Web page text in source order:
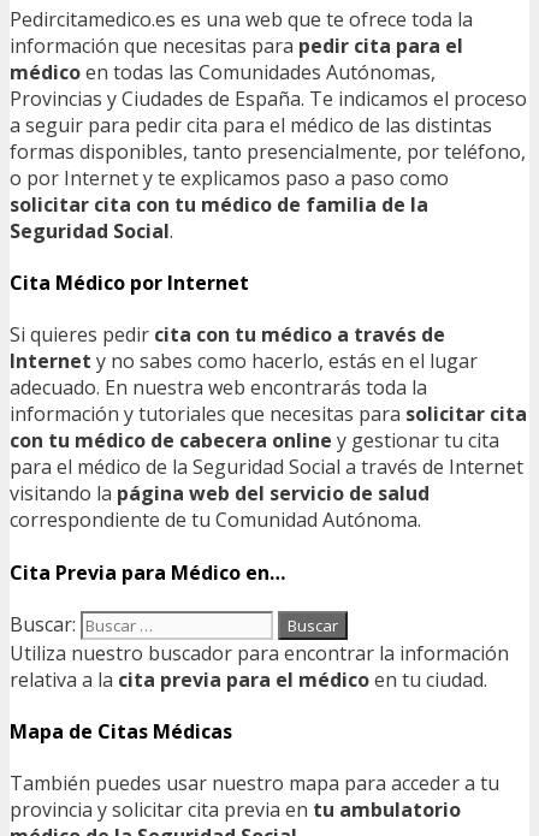
Pedircitamedico.es es una web que te ofrece toda la
información que necesitas para pedir cita para el
médicoen todas las Comunidades Autónomas,
Provincias y Ciudades de España. Te indicamos el proceso
a seguir para pedir cita para el médico de las distintas
formas disponibles, tanto presencialmente, por teléfono,
o por Internet y te explicamos paso a paso como
solicitar cita con tu médico de familia de la
Seguridad Social.
Cita Médico por Internet
Si quieres pedir cita con tu médico a través de
Internet y no sabes como hacerlo, estás en el lugar
adecuado. En nuestra web encontrarás toda la
información y tutoriales que necesitas para solicitar cita
con tu médico de cabecera online y gestionar tu cita
para el médico de la Seguridad Social a través de Internet
visitando la página web del servicio de salud
correspondiente de tu Comunidad Autónoma.
Cita Previa para Médico en…
Buscar:
Utiliza nuestro buscador para encontrar la información
relativa a la cita previa para el médicoen tu ciudad.
Mapa de Citas Médicas
También puedes usar nuestro mapa para acceder a tu
provincia y solicitar cita previa en tu ambulatorio